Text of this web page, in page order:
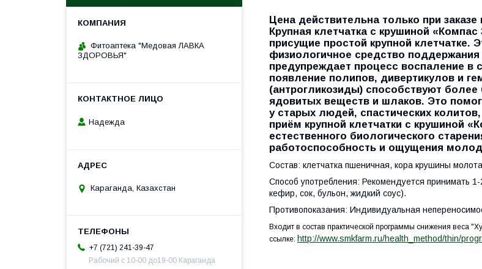
Цена действительна только при заказе
Крупная клетчатка с крушиной
присущие простой крупной клетчатке.
физиологичное средство
предупреждает процесс воспаление в
появление полипов, дивертикулов и
(антрогликозиды) способствуют
ядовитых веществ и шлаков. Это
у старых людей, спастических
приём крупной клетчатки с крушиной
естественного биологического
работоспособность и ощущения
Состав: клетчатка пшеничная, кора крушины
Способ употребления: Рекомендуется принимать
кефир, сок, бульон, жидкий соус).
Противопоказания: Индивидуальная
Входит в состав практической программы снижения веса
ссылке: http://www.smkfarm.ru/health_method/thin/
Фитоаптека "Медовая ЛАВКА
ЗДОРОВЬЯ"
Надежда
Караганда, Казахстан
+7 (721) 241-39-47
Рабочий с 10-00 до19-00 Караганда